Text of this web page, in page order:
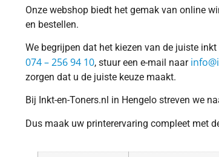
Onze webshop biedt het gemak van online
en bestellen.
We begrijpen dat het kiezen van de juiste
074 – 256 94 10, stuur een e-mail naar
zorgen dat u de juiste keuze maakt.
Bij Inkt-en-Toners.nl in Hengelo streven we
Dus maak uw printerervaring compleet met